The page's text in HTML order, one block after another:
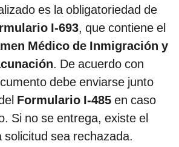
es la obligatoriedad de
I-693, que contiene el
Médico de Inmigración y
. De acuerdo con
debe enviarse junto
Formulario I-485 en caso
Si no se entrega, existe el
solicitud sea rechazada.